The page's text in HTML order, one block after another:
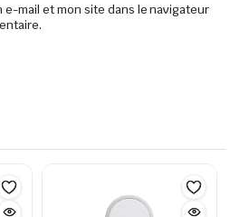
e-mail et mon site dans le navigateur